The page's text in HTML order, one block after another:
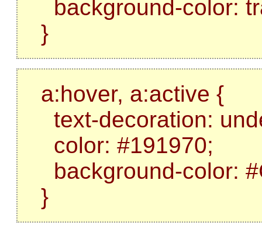
background-color:
}
a:hover, a:active {
text-decoration:
color: #191970;
background-color:
}